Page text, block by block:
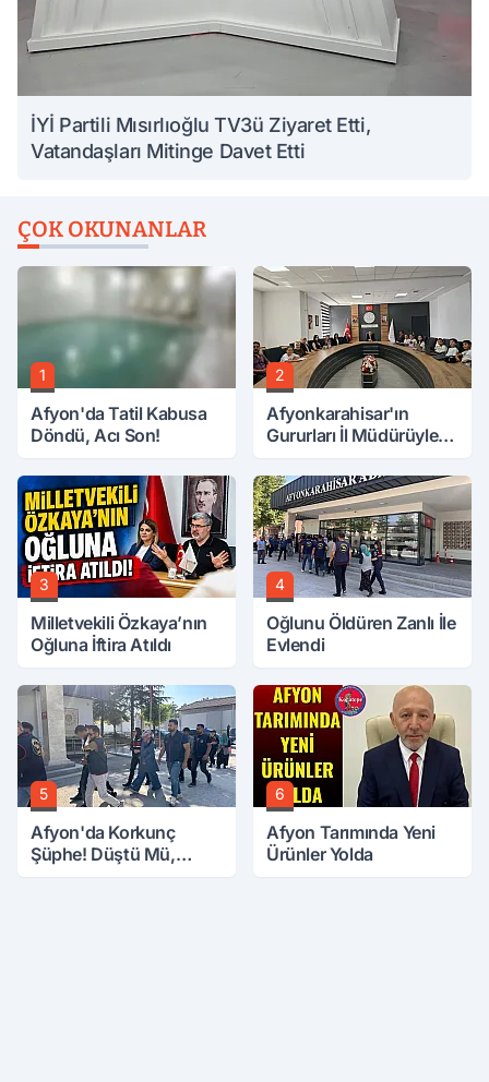
İYİ Partili Mısırlıoğlu TV3ü Ziyaret Etti,
Vatandaşları Mitinge Davet Etti
ÇOK OKUNANLAR
1
Afyon'da Tatil Kabusa
Döndü, Acı Son!
2
Afyonkarahisar'ın
Gururları İl Müdürüyle
3
Milletvekili Özkaya’nın
Oğluna İftira Atıldı
4
Oğlunu Öldüren Zanlı İle
Evlendi
5
Afyon'da Korkunç
Şüphe! Düştü Mü,
6
Afyon Tarımında Yeni
Ürünler Yolda